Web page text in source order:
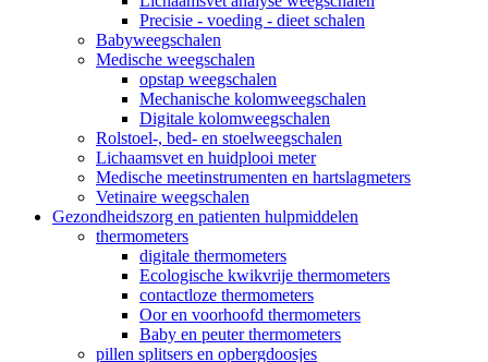
Precisie - voeding - dieet schalen
Babyweegschalen
Medische weegschalen
opstap weegschalen
Mechanische kolomweegschalen
Digitale kolomweegschalen
Rolstoel-, bed- en stoelweegschalen
Lichaamsvet en huidplooi meter
Medische meetinstrumenten en hartslagmeters
Vetinaire weegschalen
Gezondheidszorg en patienten hulpmiddelen
thermometers
digitale thermometers
Ecologische kwikvrije thermometers
contactloze thermometers
Oor en voorhoofd thermometers
Baby en peuter thermometers
pillen splitsers en opbergdoosjes